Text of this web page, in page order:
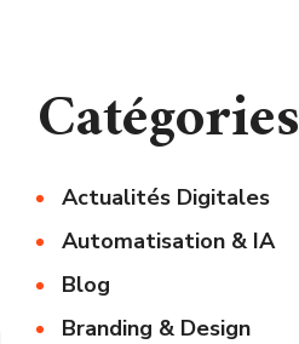
Catégories
Actualités Digitales
Automatisation & IA
Blog
Branding & Design